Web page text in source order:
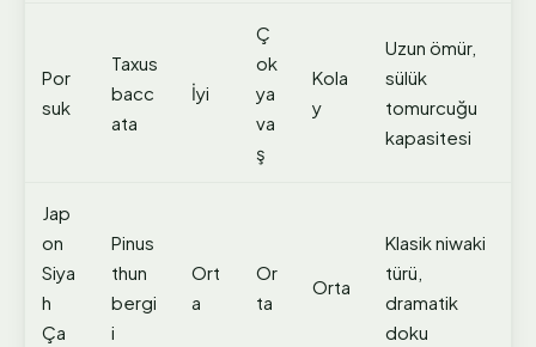
Por
suk
Taxus
bacc
ata
İyi
Ç
ok
ya
va
ş
Kola
y
Uzun ömür,
sülük
tomurcuğu
kapasitesi
Jap
on
Siya
h
Ça
Pinus
thun
bergi
i
Ort
a
Or
ta
Orta
Klasik niwaki
türü,
dramatik
doku